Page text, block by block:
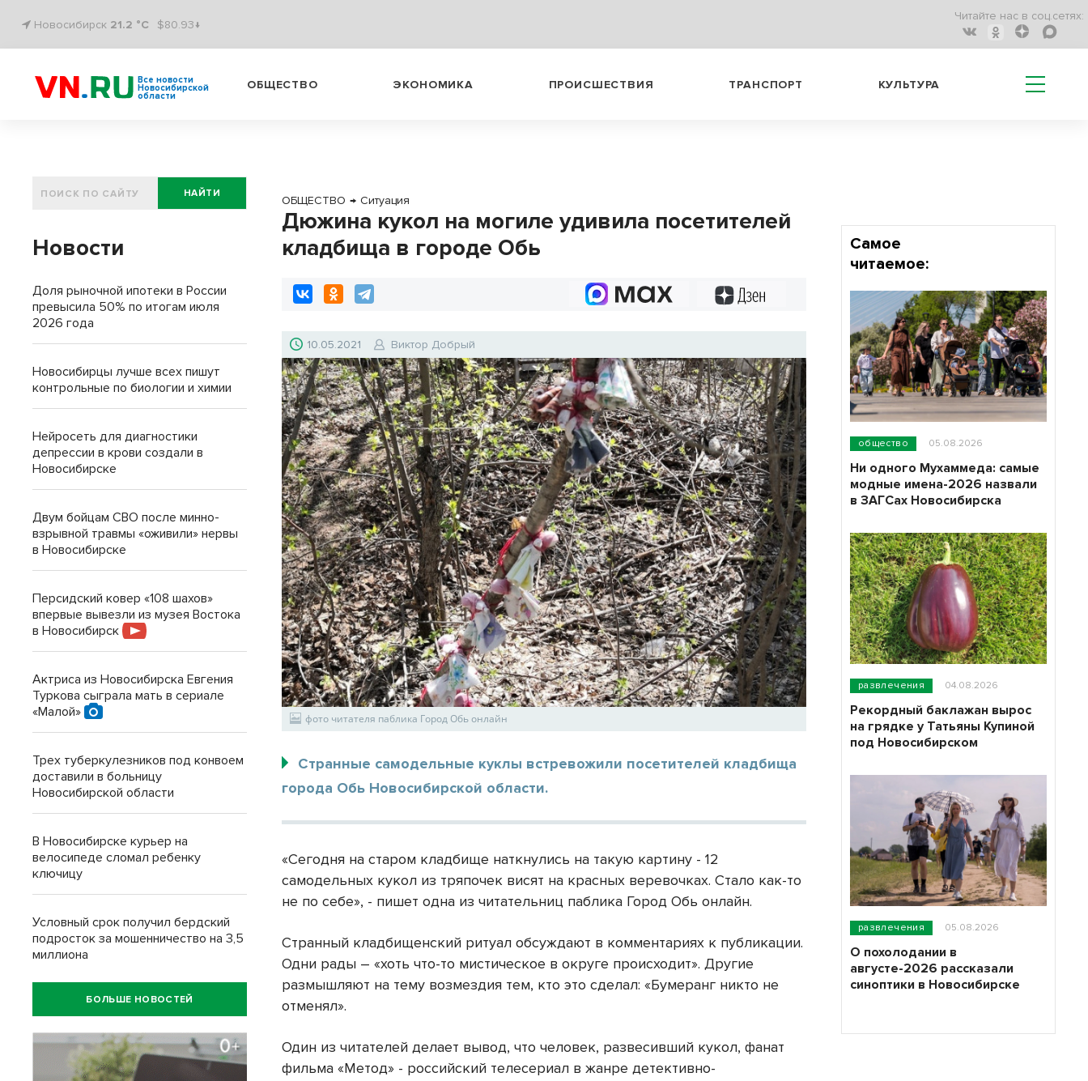
Новосибирск 21.2 °C $80.93↓
Читайте нас в соц.сетях:
Все новости
Новосибирской
области
ОБЩЕСТВО ЭКОНОМИКА ПРОИСШЕСТВИЯ ТРАНСПОРТ КУЛЬТУРА
ОБЩЕСТВО → Ситуация
Дюжина кукол на могиле удивила посетителей
кладбища в городе Обь
10.05.2021 Виктор Добрый
фото читателя паблика Город Обь онлайн
Странные самодельные куклы встревожили посетителей кладбища
города Обь Новосибирской области.
«Сегодня на старом кладбище наткнулись на такую картину - 12
самодельных кукол из тряпочек висят на красных веревочках. Стало как-то
не по себе», - пишет одна из читательниц паблика Город Обь онлайн.
Странный кладбищенский ритуал обсуждают в комментариях к публикации.
Одни рады – «хоть что-то мистическое в округе происходит». Другие
размышляют на тему возмездия тем, кто это сделал: «Бумеранг никто не
отменял».
Один из читателей делает вывод, что человек, развесивший кукол, фанат
фильма «Метод» - российский телесериал в жанре детективно-
НАЙТИ
Новости
Доля рыночной ипотеки в России
превысила 50% по итогам июля
2026 года
Новосибирцы лучше всех пишут
контрольные по биологии и химии
Нейросеть для диагностики
депрессии в крови создали в
Новосибирске
Двум бойцам СВО после минно-
взрывной травмы «оживили» нервы
в Новосибирске
Персидский ковер «108 шахов»
впервые вывезли из музея Востока
в Новосибирск
Актриса из Новосибирска Евгения
Туркова сыграла мать в сериале
«Малой»
Трех туберкулезников под конвоем
доставили в больницу
Новосибирской области
В Новосибирске курьер на
велосипеде сломал ребенку
ключицу
Условный срок получил бердский
подросток за мошенничество на 3,5
миллиона
БОЛЬШЕ НОВОСТЕЙ
Самое
читаемое:
общество 05.08.2026
Ни одного Мухаммеда: самые
модные имена-2026 назвали
в ЗАГСах Новосибирска
развлечения 04.08.2026
Рекордный баклажан вырос
на грядке у Татьяны Купиной
под Новосибирском
развлечения 05.08.2026
О похолодании в
августе-2026 рассказали
синоптики в Новосибирске